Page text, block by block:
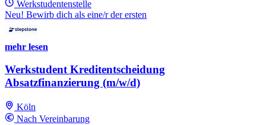
Werkstudentenstelle
Neu! Bewirb dich als eine/r der ersten
mehr lesen
Werkstudent Kreditentscheidung
Absatzfinanzierung (m/w/d)
Köln
Nach Vereinbarung